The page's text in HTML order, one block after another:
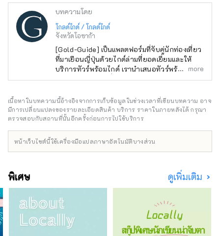
บทความโดย
โกลด์ไกด์ / โกลด์ไกด์
จังหวัดโอซาก้า
[Gold-Guide] เป็นแพลตฟอร์มที่จับคู่นักท่องเที่ยว
ที่มาเยือนญี่ปุ่นด้วยไกด์ล่ามที่ยอดเยี่ยมและให้
บริการทัวร์พร้อมไกด์ เรานำเสนอทัวร์พร้อมไกด์ที่
น่าจดจำสำหรับผู้ที่มองหาประสบการณ์พิเศษใน
more
เนื้อหาในบทความนี้อ้างอิงจากการเก็บข้อมูลในช่วงเวลาที่เขียนบทความ อาจ
มีการเปลี่ยนแปลงของรายละเอียดสินค้า บริการ ราคาในภายหลังได้ กรุณา
ตรวจสอบกับสถานที่นั้นอีกครั้งก่อนการไปใช้บริการ
หน้าเว็บไซต์นี้ใช้เครื่องมือแปลภาษาอัตโนมัติบางส่วน
พิเศษ ดูเพิ่มเติม